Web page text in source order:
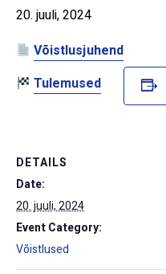
20. juuli, 2024
Võistlusjuhend
Tulemused
DETAILS
Date:
20. juuli, 2024
Event Category:
Võistlused